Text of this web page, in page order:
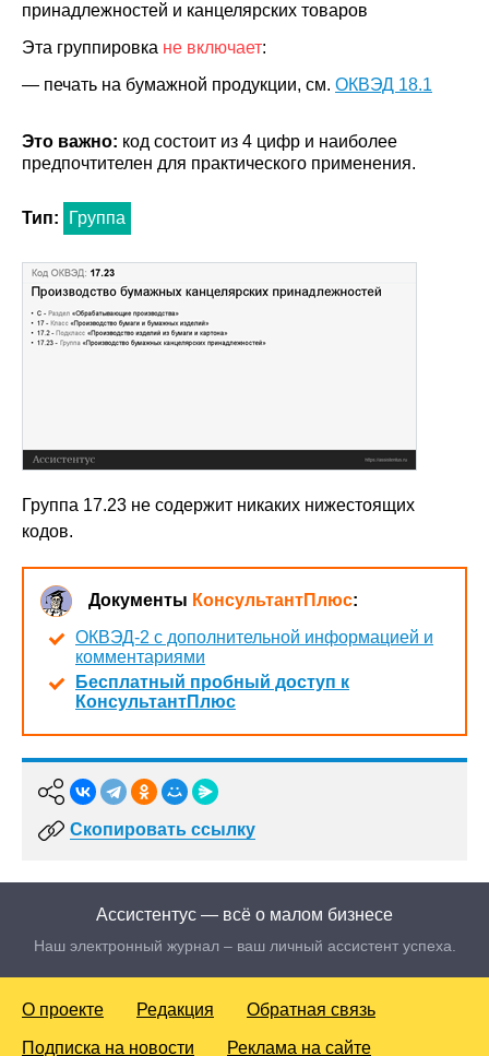
принадлежностей и канцелярских товаров
Эта группировка не включает:
— печать на бумажной продукции, см. ОКВЭД 18.1
Это важно: код состоит из 4 цифр и наиболее
предпочтителен для практического применения.
Тип: Группа
Группа 17.23 не содержит никаких нижестоящих
кодов.
Документы КонсультантПлюс:
ОКВЭД-2 с дополнительной информацией и
комментариями
Бесплатный пробный доступ к
КонсультантПлюс
Скопировать ссылку
Ассистентус — всё о малом бизнесе
Наш электронный журнал – ваш личный ассистент успеха.
О проекте Редакция Обратная связь
Подписка на новости Реклама на сайте